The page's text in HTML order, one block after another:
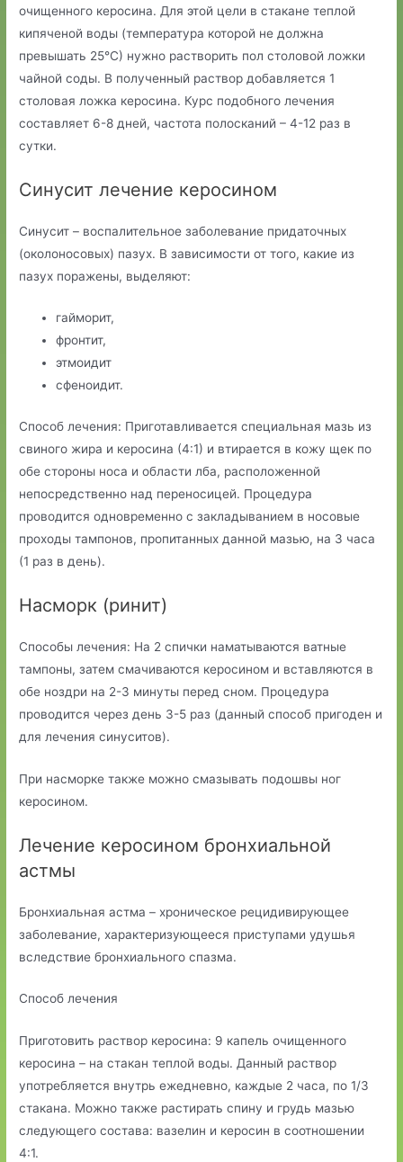
очищенного керосина. Для этой цели в стакане теплой
кипяченой воды (температура которой не должна
превышать 25°С) нужно растворить пол столовой ложки
чайной соды. В полученный раствор добавляется 1
столовая ложка керосина. Курс подобного лечения
составляет 6-8 дней, частота полосканий – 4-12 раз в
сутки.
Синусит лечение керосином
Синусит – воспалительное заболевание придаточных
(околоносовых) пазух. В зависимости от того, какие из
пазух поражены, выделяют:
гайморит,
фронтит,
этмоидит
сфеноидит.
Способ лечения: Приготавливается специальная мазь из
свиного жира и керосина (4:1) и втирается в кожу щек по
обе стороны носа и области лба, расположенной
непосредственно над переносицей. Процедура
проводится одновременно с закладыванием в носовые
проходы тампонов, пропитанных данной мазью, на 3 часа
(1 раз в день).
Насморк (ринит)
Способы лечения: На 2 спички наматываются ватные
тампоны, затем смачиваются керосином и вставляются в
обе ноздри на 2-3 минуты перед сном. Процедура
проводится через день 3-5 раз (данный способ пригоден и
для лечения синуситов).
При насморке также можно смазывать подошвы ног
керосином.
Лечение керосином бронхиальной
астмы
Бронхиальная астма – хроническое рецидивирующее
заболевание, характеризующееся приступами удушья
вследствие бронхиального спазма.
Способ лечения
Приготовить раствор керосина: 9 капель очищенного
керосина – на стакан теплой воды. Данный раствор
употребляется внутрь ежедневно, каждые 2 часа, по 1/3
стакана. Можно также растирать спину и грудь мазью
следующего состава: вазелин и керосин в соотношении
4:1.